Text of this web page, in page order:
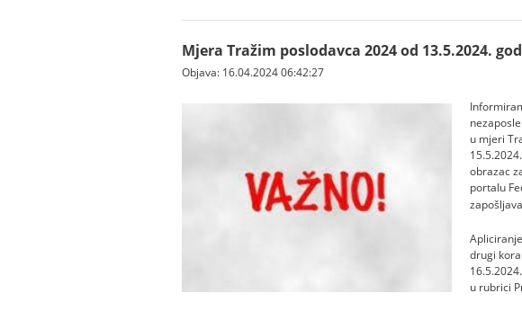
Mjera Tražim poslodavca 2024 od 13.5.2024.
Objava: 16.04.2024 06:42:27
u mjeri
obrazac
portalu
drugi
u rubrici